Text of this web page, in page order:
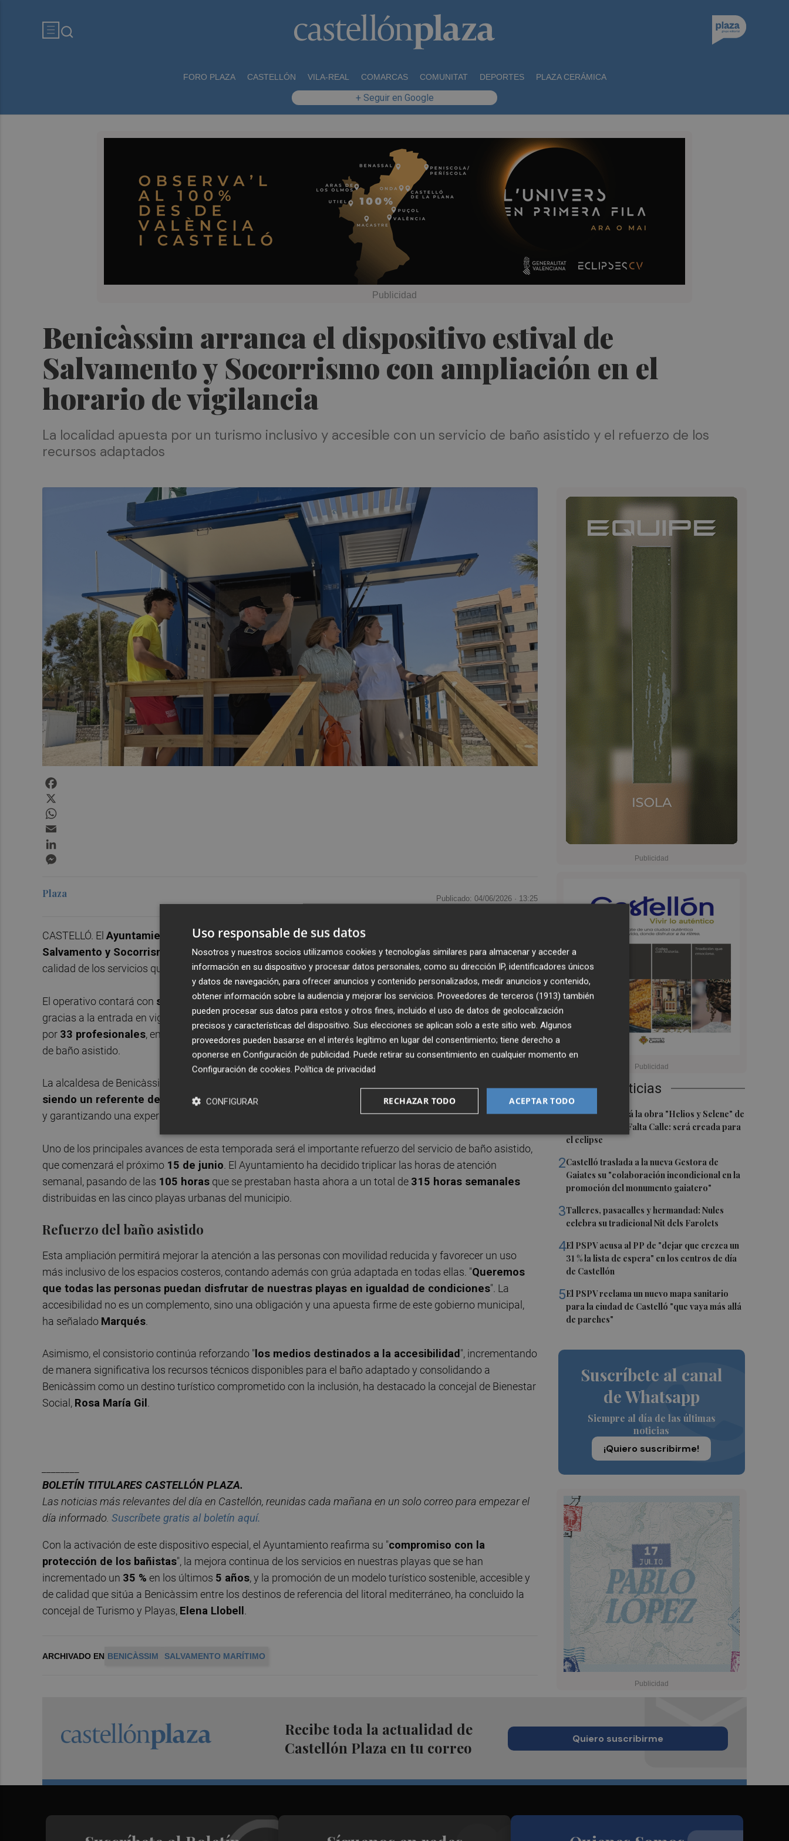
FORO PLAZA CASTELLÓN VILA-REAL COMARCAS COMUNITAT DEPORTES PLAZA CERÁMICA
+ Seguir en Google
Benicàssim arranca el dispositivo estival de
Salvamento y Socorrismo con ampliación en el
horario de vigilancia
La localidad apuesta por un turismo inclusivo y accesible con un servicio de baño asistido y el refuerzo de los
recursos adaptados
Últimas Noticias
1Castelló acogerá la obra "Helios y Selene" de
la compañía Te Falta Calle: será creada para
el eclipse
2Castelló traslada a la nueva Gestora de
Gaiates su "colaboración incondicional en la
promoción del monumento gaiatero"
3Talleres, pasacalles y hermandad: Nules
celebra su tradicional Nit dels Farolets
4El PSPV acusa al PP de "dejar que crezca un
31 % la lista de espera" en los centros de día
de Castellón
5El PSPV reclama un nuevo mapa sanitario
para la ciudad de Castelló "que vaya más allá
de parches"
Suscríbete al canal
de Whatsapp
Siempre al día de las últimas
noticias
¡Quiero suscribirme!
Plaza Publicado: 04/06/2026 · 13:25
CASTELLÓ. El Ayuntamiento de Benicàssimpone en marcha esta semana el
Salvamento y Socorrismo para la temporada estival , reforzando la seguridad, la accesibilidad y la
calidad de los servicios que se prestan en el litoral durante los meses de mayor afluencia turística.
El operativo contará con siete postas de socorro,16 torretas de vigilanciacompletamente renovadas
gracias a la entrada en vigor del nuevo contrato de gestión del servicio, así como con un equipo integrado
por 33 profesionales, entre socorristas, conductores, jefe de playas y personal especializado en atención
de baño asistido.
La alcaldesa de Benicàssim ha destacado que "
siendo un referente de calidad, accesibilidad y excelencia turística ", ofreciendo los mejores servicios
y garantizando una experiencia segura para todos los usuarios.
Uno de los principales avances de esta temporada será el importante refuerzo del servicio de baño asistido,
que comenzará el próximo 15 de junio. El Ayuntamiento ha decidido triplicar las horas de atención
semanal, pasando de las 105 horas que se prestaban hasta ahora a un total de 315 horas semanales
distribuidas en las cinco playas urbanas del municipio.
Refuerzo del baño asistido
Esta ampliación permitirá mejorar la atención a las personas con movilidad reducida y favorecer un uso
más inclusivo de los espacios costeros, contando además con grúa adaptada en todas ellas. "Queremos
que todas las personas puedan disfrutar de nuestras playas en igualdad de condiciones". La
accesibilidad no es un complemento, sino una obligación y una apuesta firme de este gobierno municipal,
ha señalado Marqués.
Asimismo, el consistorio continúa reforzando " los medios destinados a la accesibilidad", incrementando
de manera significativa los recursos técnicos disponibles para el baño adaptado y consolidando a
Benicàssim como un destino turístico comprometido con la inclusión, ha destacado la concejal de Bienestar
Social, Rosa María Gil .
BOLETÍN TITULARES CASTELLÓN PLAZA.
Las noticias más relevantes del día en Castellón, reunidas cada mañana en un solo correo para empezar el
día informado. Suscríbete gratis al boletín aquí.
Con la activación de este dispositivo especial, el Ayuntamiento reafirma su "compromiso con la
protección de los bañistas", la mejora continua de los servicios en nuestras playas que se han
incrementado un 35 % en los últimos 5 años, y la promoción de un modelo turístico sostenible, accesible y
de calidad que sitúa a Benicàssim entre los destinos de referencia del litoral mediterráneo, ha concluido la
concejal de Turismo y Playas, Elena Llobell .
ARCHIVADO EN BENICÀSSIM SALVAMENTO MARÍTIMO
Recibe toda la actualidad de
Castellón Plaza en tu correo
Quiero suscribirme
Uso responsable de sus datos
Nosotros y nuestros socios utilizamos cookies y tecnologías similares para almacenar y acceder a
información en su dispositivo y procesar datos personales, como su dirección IP, identificadores únicos
y datos de navegación, para ofrecer anuncios y contenido personalizados, medir anuncios y contenido,
obtener información sobre la audiencia y mejorar los servicios. Proveedores de terceros (1913) también
pueden procesar sus datos para estos y otros fines, incluido el uso de datos de geolocalización
precisos y características del dispositivo. Sus elecciones se aplican solo a este sitio web. Algunos
proveedores pueden basarse en el interés legítimo en lugar del consentimiento; tiene derecho a
oponerse en Configuración de publicidad. Puede retirar su consentimiento en cualquier momento en
Configuración de cookies. Política de privacidad
ACEPTAR TODO
RECHAZAR TODO
CONFIGURAR